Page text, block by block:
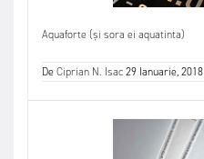
Aquaforte (și sora ei aquatinta)
DeCiprian N. Isac29 Ianuarie, 2018